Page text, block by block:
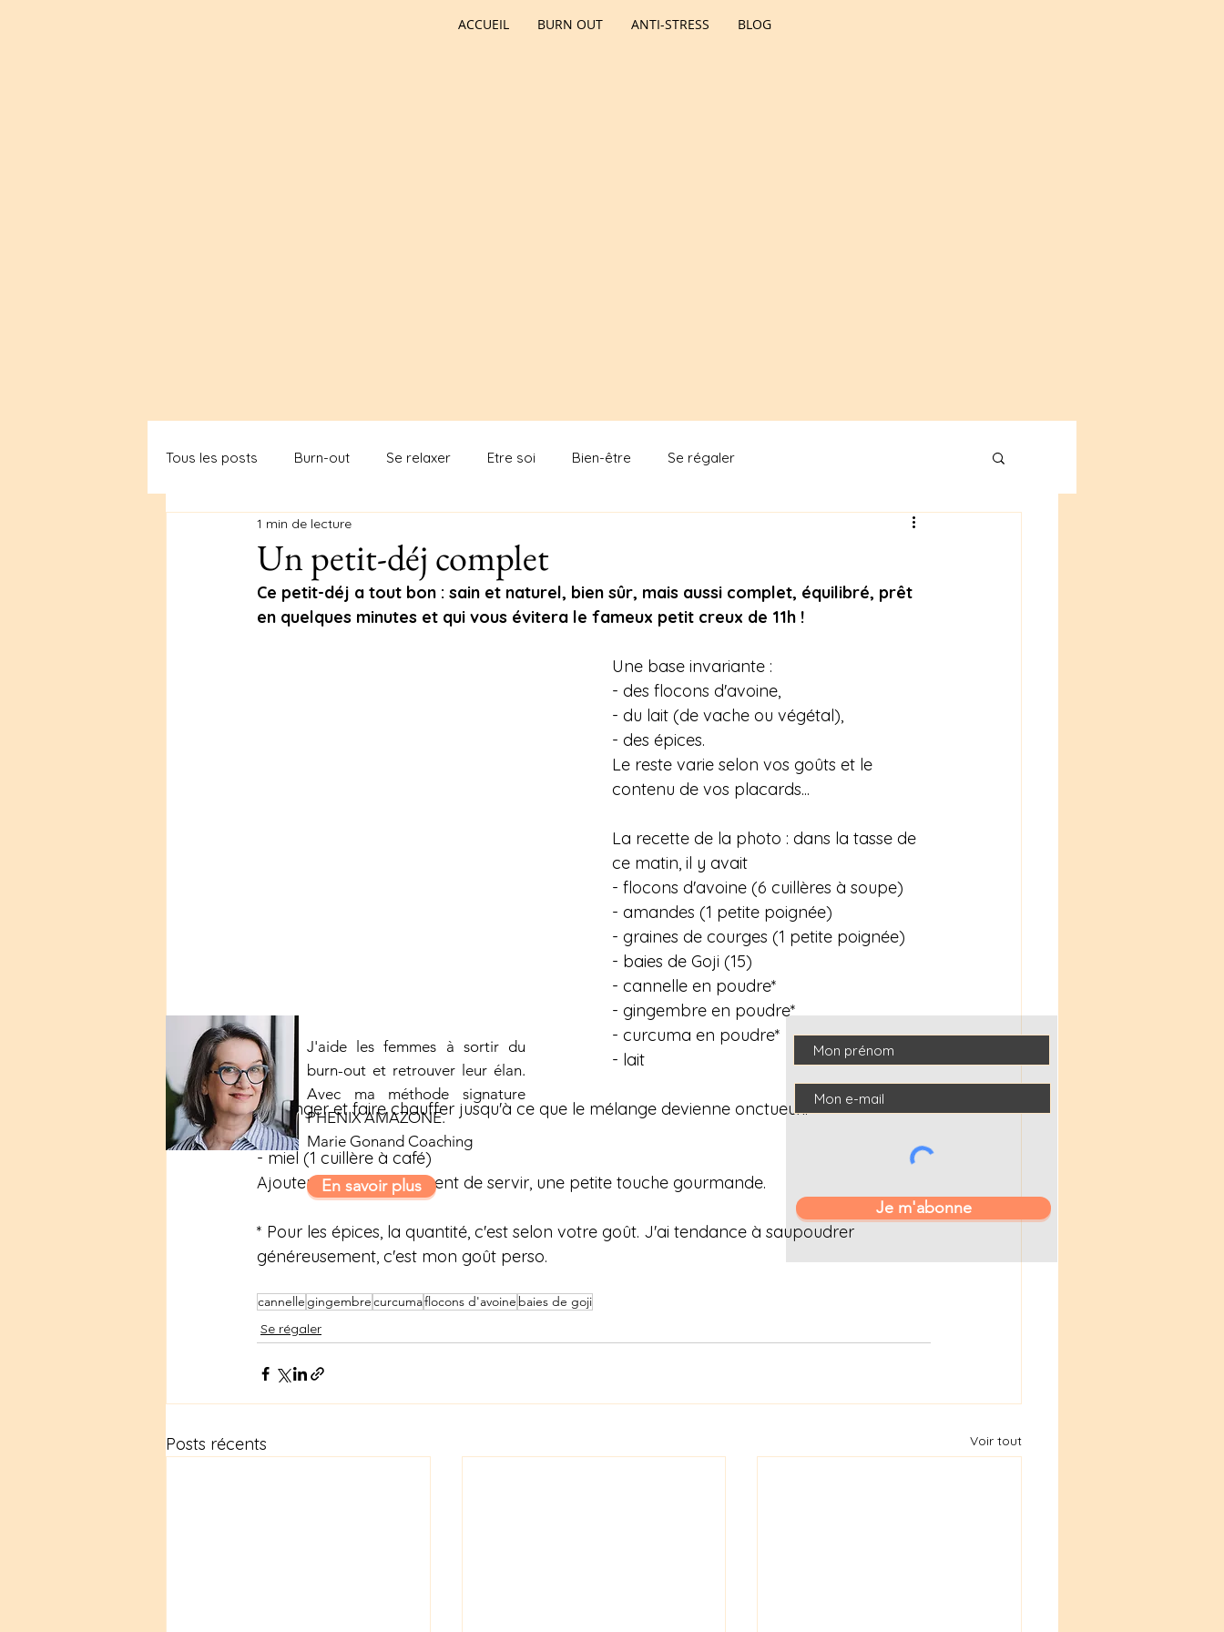
ACCUEIL BURN OUT ANTI-STRESS BLOG
Tous les posts Burn-out Se relaxer Etre soi Bien-être Se régaler
Un petit-déj complet
1 min de lecture
Ce petit-déj a tout bon : sain et naturel, bien sûr, mais aussi complet, équilibré, prêt
en quelques minutes et qui vous évitera le fameux petit creux de 11h !
Une base invariante :
- des flocons d'avoine,
- du lait (de vache ou végétal),
- des épices.
Le reste varie selon vos goûts et le
contenu de vos placards...
La recette de la photo : dans la tasse de
ce matin, il y avait
- flocons d'avoine (6 cuillères à soupe)
- amandes (1 petite poignée)
- graines de courges (1 petite poignée)
- baies de Goji (15)
- cannelle en poudre*
- gingembre en poudre*
- curcuma en poudre*
- lait
Mélanger et faire chauffer jusqu'à ce que le mélange devienne onctueux.
- miel (1 cuillère à café)
Ajouter le miel au moment de servir, une petite touche gourmande.
* Pour les épices, la quantité, c'est selon votre goût. J'ai tendance à saupoudrer
généreusement, c'est mon goût perso.
cannelle gingembrecurcumaflocons d'avoine baies de goji
Se régaler
Posts récents Voir tout
J'aide les femmes à sortir du
burn-out et retrouver leur élan.
Avec ma méthode signature
PHENIX AMAZONE.
Marie Gonand Coaching
En savoir plus
Je m'abonne